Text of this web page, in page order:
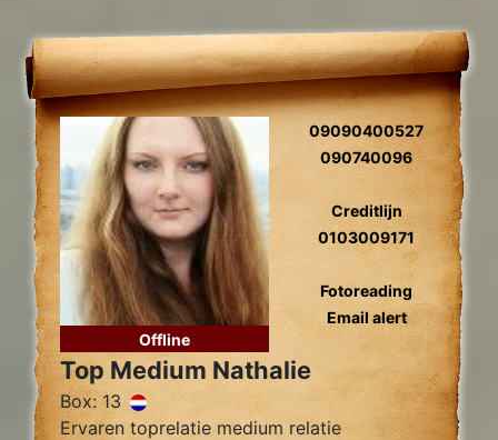
Offline
09090400527
090740096
Creditlijn
0103009171
Fotoreading
Email alert
Top Medium Nathalie
Box: 13
Ervaren toprelatie medium relatie